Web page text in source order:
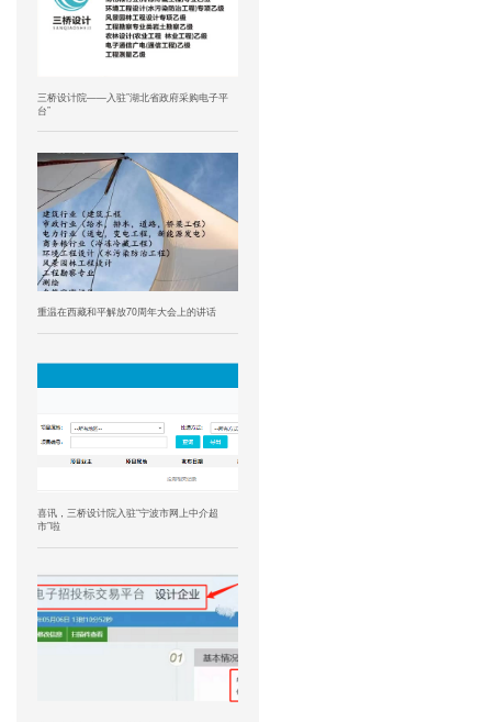
三桥设计院——入驻”湖北省政府采购电子平
台”
重温在西藏和平解放70周年大会上的讲话
喜讯，三桥设计院入驻“宁波市网上中介超
市”啦